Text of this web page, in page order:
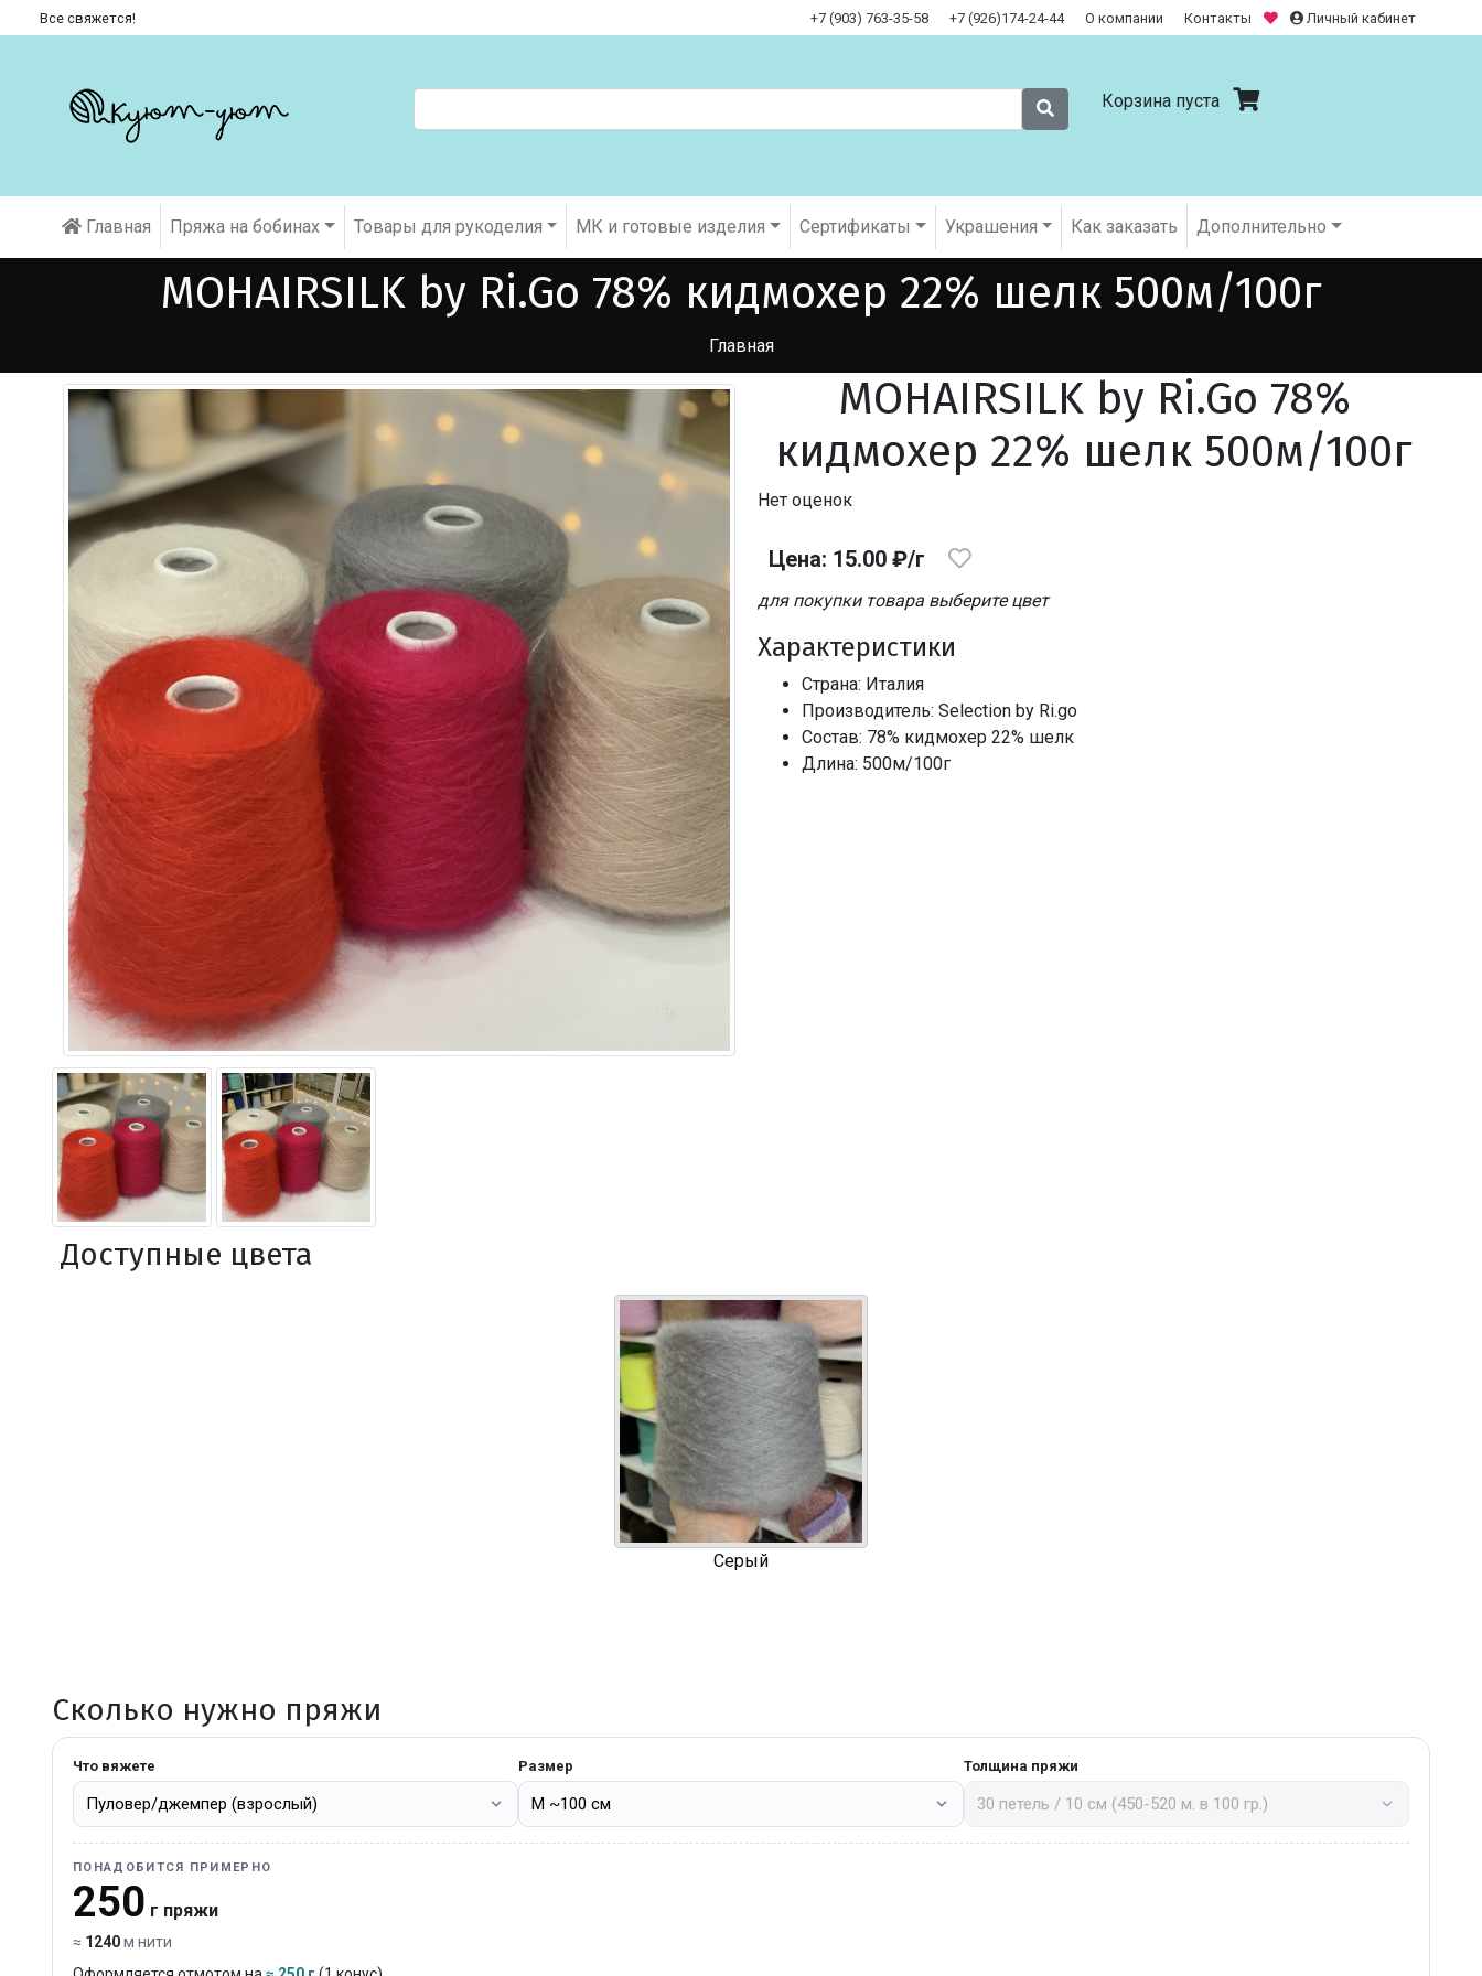
Все свяжется! +7 (903) 763-35-58 +7 (926)174-24-44 О компании Контакты Личный кабинет
Корзина пуста
Главная Пряжа на бобинах Товары для рукоделия МК и готовые изделия Cертификаты Украшения Как заказать Дополнительно
MOHAIRSILK by Ri.Go 78% кидмохер 22% шелк 500м/100г
Главная
MOHAIRSILK by Ri.Go 78%
кидмохер 22% шелк 500м/100г
Нет оценок
Цена: 15.00 ₽/г
для покупки товара выберите цвет
Характеристики
Страна: Италия
Производитель: Selection by Ri.go
Состав: 78% кидмохер 22% шелк
Длина: 500м/100г
Доступные цвета
Серый
Сколько нужно пряжи
Что вяжете Размер Толщина пряжи
ПОНАДОБИТСЯ ПРИМЕРНО
250 г пряжи
≈ 1240м нити